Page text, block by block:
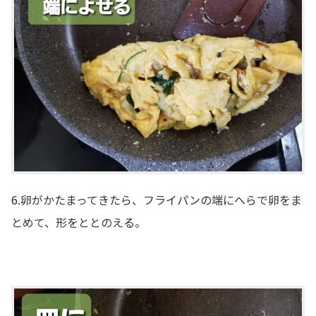
6.卵がかたまってきたら、フライパンの端にへらで卵をま
とめて、形をととのえる。